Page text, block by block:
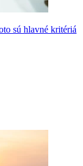
sú hlavné kritériá